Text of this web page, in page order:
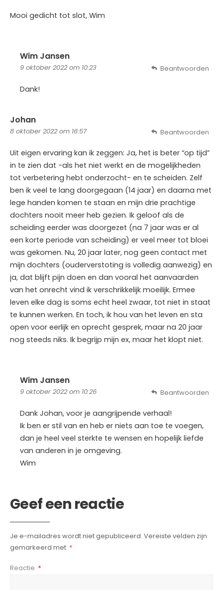
Mooi gedicht tot slot, Wim
Wim Jansen
9 oktober 2022 om 10:23
Dank!
Beantwoorden
Johan
8 oktober 2022 om 16:57
Uit eigen ervaring kan ik zeggen: Ja, het is beter “op tijd”
in te zien dat -als het niet werkt en de mogelijkheden
tot verbetering hebt onderzocht- en te scheiden. Zelf
ben ik veel te lang doorgegaan (14 jaar) en daarna met
lege handen komen te staan en mijn drie prachtige
dochters nooit meer heb gezien. Ik geloof als de
scheiding eerder was doorgezet (na 7 jaar was er al
een korte periode van scheiding) er veel meer tot bloei
was gekomen. Nu, 20 jaar later, nog geen contact met
mijn dochters (ouderverstoting is volledig aanwezig) en
ja, dat blijft pijn doen en dan vooral het aanvaarden
van het onrecht vind ik verschrikkelijk moeilijk. Ermee
leven elke dag is soms echt heel zwaar, tot niet in staat
te kunnen werken. En toch, ik hou van het leven en sta
open voor eerlijk en oprecht gesprek, maar na 20 jaar
nog steeds niks. Ik begrijp mijn ex, maar het klopt niet.
Beantwoorden
Wim Jansen
9 oktober 2022 om 10:26
Dank Johan, voor je aangrijpende verhaal!
Ik ben er stil van en heb er niets aan toe te voegen,
dan je heel veel sterkte te wensen en hopelijk liefde
van anderen in je omgeving.
Wim
Beantwoorden
Geef een reactie
Je e-mailadres wordt niet gepubliceerd. Vereiste velden zijn
gemarkeerd met *
Reactie *